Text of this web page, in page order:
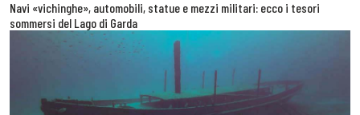
Navi «vichinghe», automobili, statue e mezzi militari: ecco i tesori
sommersi del Lago di Garda